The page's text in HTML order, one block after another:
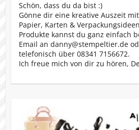
Schön, dass du da bist :)
Gönne dir eine kreative Auszeit
Papier, Karten &
Produkte kannst du ganz einfach
Email an danny@stempeltier.de
telefonisch über 08341 7156672.
Ich freue mich von dir zu hören,